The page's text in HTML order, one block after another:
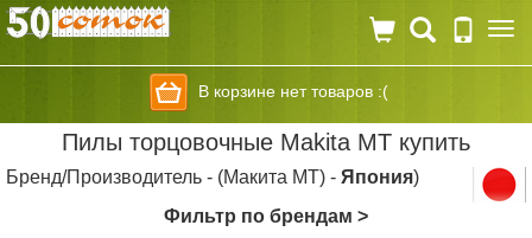
В корзине нет товаров :(
Пилы торцовочные Makita MT купить
Бренд/Производитель - (Макита МТ) - Япония)
Фильтр по брендам >